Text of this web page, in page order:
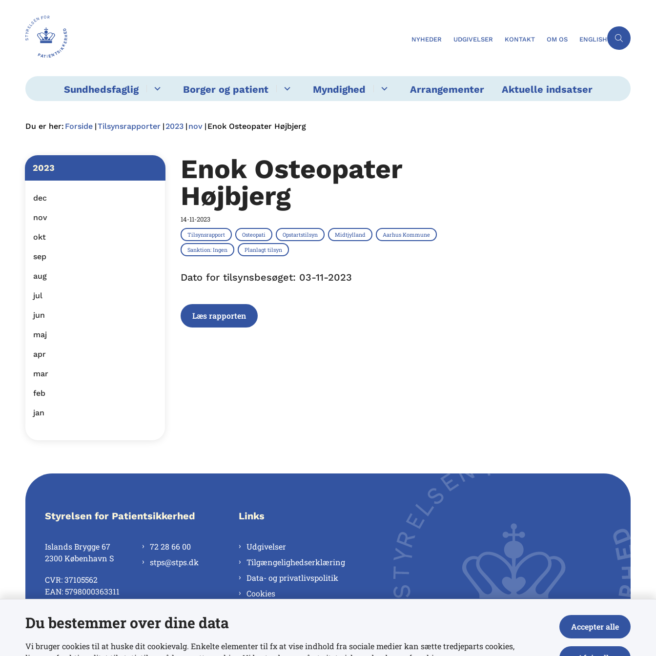
NYHEDER UDGIVELSER KONTAKT OM OS ENGLISH
Sundhedsfaglig Borger og patient Myndighed Arrangementer Aktuelle indsatser
Du er her: Forside Tilsynsrapporter 2023 nov Enok Osteopater Højbjerg
2023
dec
nov
okt
sep
aug
jul
jun
maj
apr
mar
feb
jan
Enok Osteopater
Højbjerg
14-11-2023
Tilsynsrapport Osteopati Opstartstilsyn Midtjylland Aarhus Kommune
Sanktion: Ingen Planlagt tilsyn
Dato for tilsynsbesøget: 03-11-2023
Læs rapporten
Styrelsen for Patientsikkerhed
Islands Brygge 67
2300 København S
CVR: 37105562
EAN: 5798000363311
72 28 66 00
stps@stps.dk
Se alle kontaktnumre
Links
Udgivelser
Tilgængelighedserklæring
Data- og privatlivspolitik
Cookies
Du bestemmer over dine data
Vi bruger cookies til at huske dit cookievalg. Enkelte elementer til fx at vise indhold fra sociale medier kan sætte tredjeparts cookies,
Accepter alle